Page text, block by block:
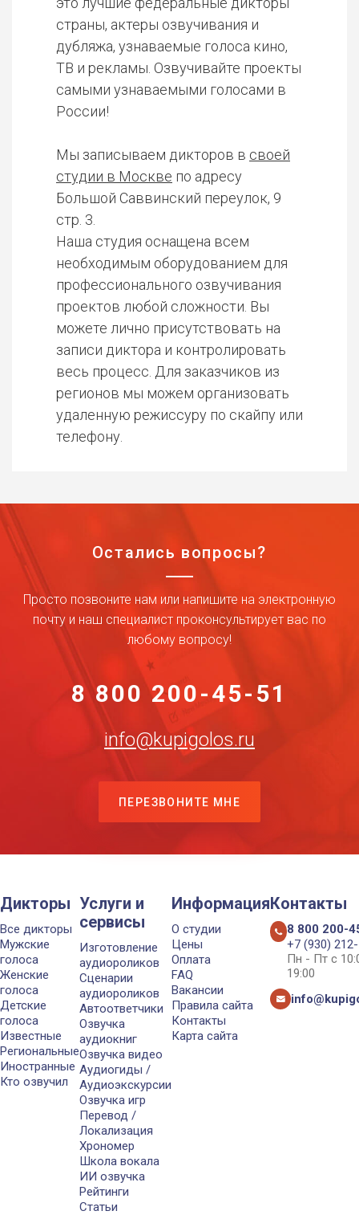
страны, актеры озвучивания и
дубляжа, узнаваемые голоса кино,
ТВ и рекламы. Озвучивайте проекты
самыми узнаваемыми голосами в
России!
Мы записываем дикторов в своей
студии в Москве по адресу
Большой Саввинский переулок, 9
стр. 3.
Наша студия оснащена всем
необходимым оборудованием для
профессионального озвучивания
проектов любой сложности. Вы
можете лично присутствовать на
записи диктора и контролировать
весь процесс. Для заказчиков из
регионов мы можем организовать
удаленную режиссуру по скайпу или
телефону.
Остались вопросы?
Просто позвоните нам или напишите на электронную
почту и наш специалист проконсультирует вас по
любому вопросу!
8 800 200-45-51
info@kupigolos.ru
ПЕРЕЗВОНИТЕ МНЕ
Дикторы
Все дикторы
Мужские
голоса
Женские
голоса
Детские
голоса
Известные
Региональные
Иностранные
Кто озвучил
Услуги и
сервисы
Изготовление
аудиороликов
Сценарии
аудиороликов
Автоответчики
Озвучка
аудиокниг
Озвучка видео
Аудиогиды /
Аудиоэкскурсии
Озвучка игр
Перевод /
Локализация
Хрономер
Школа вокала
ИИ озвучка
Рейтинги
Статьи
Информация
О студии
Цены
Оплата
FAQ
Вакансии
Правила сайта
Контакты
Карта сайта
Контакты
8 800 200-
+7 (930)
Пн - Пт с
19:00